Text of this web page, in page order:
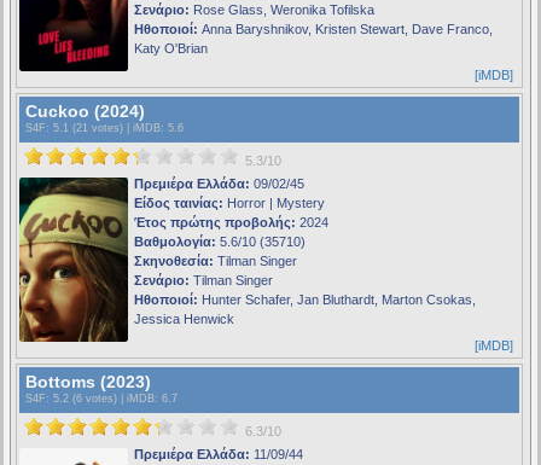
Σενάριο: Rose Glass, Weronika Tofilska
Ηθοποιοί: Anna Baryshnikov, Kristen Stewart, Dave Franco,
Katy O'Brian
[iMDB]
Cuckoo (2024)
S4F : 5.1 (21 votes) | iMDB: 5.6
5.3/10
Πρεμιέρα Ελλάδα: 09/02/45
Είδος ταινίας: Horror | Mystery
Έτος πρώτης προβολής: 2024
Βαθμολογία: 5.6/10 (35710)
Σκηνοθεσία: Tilman Singer
Σενάριο: Tilman Singer
Ηθοποιοί: Hunter Schafer, Jan Bluthardt, Marton Csokas,
Jessica Henwick
[iMDB]
Bottoms (2023)
S4F : 5.2 (6 votes) | iMDB: 6.7
6.3/10
Πρεμιέρα Ελλάδα: 11/09/44